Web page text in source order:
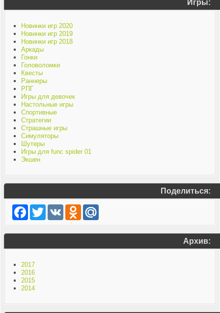
Игры:
Новинки игр 2020
Новинки игр 2019
Новинки игр 2018
Аркады
Гонки
Головоломки
Квесты
Раннеры
РПГ
Игры для девочек
Настольные игры
Спортивные
Стратегии
Страшные игры
Симуляторы
Шутеры
Игры для func spider 01
Экшен
Поделиться:
Facebook
TwitterVK Odnoklassniki
Mail.Ru
Архив:
2017
2016
2015
2014